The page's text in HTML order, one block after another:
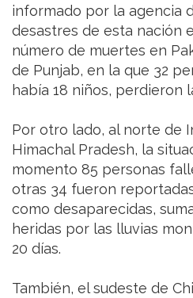
informado por la agencia
desastres de esta nación
número de muertes en
de Punjab, en la que 32
había 18 niños, perdieron
Por otro lado, al norte de
Himachal Pradesh, la
momento 85 personas
otras 34 fueron
como desaparecidas,
heridas por las lluvias
20 días.
También, el sudeste de